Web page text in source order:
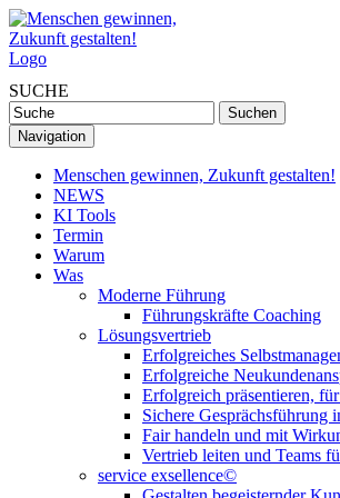
SUCHE
Navigation
Menschen gewinnen, Zukunft gestalten!
NEWS
KI Tools
Termin
Warum
Was
Moderne Führung
Führungskräfte Coaching
Lösungsvertrieb
Erfolgreiches
Erfolgreiche
Erfolgreich präsentieren,
Sichere Gesprächsführung
Fair handeln und mit
Vertrieb leiten und Teams
service exsellence©